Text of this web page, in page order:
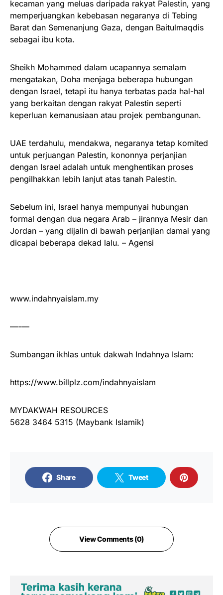
kecaman yang meluas daripada rakyat Palestin, yang
memperjuangkan kebebasan negaranya di Tebing
Barat dan Semenanjung Gaza, dengan Baitulmaqdis
sebagai ibu kota.
Sheikh Mohammed dalam ucapannya semalam
mengatakan, Doha menjaga beberapa hubungan
dengan Israel, tetapi itu hanya terbatas pada hal-hal
yang berkaitan dengan rakyat Palestin seperti
keperluan kemanusiaan atau projek pembangunan.
UAE terdahulu, mendakwa, negaranya tetap komited
untuk perjuangan Palestin, kononnya perjanjian
dengan Israel adalah untuk menghentikan proses
pengilhakkan lebih lanjut atas tanah Palestin.
Sebelum ini, Israel hanya mempunyai hubungan
formal dengan dua negara Arab – jirannya Mesir dan
Jordan – yang dijalin di bawah perjanjian damai yang
dicapai beberapa dekad lalu. – Agensi
www.indahnyaislam.my
—-—
Sumbangan ikhlas untuk dakwah Indahnya Islam:
https://www.billplz.com/indahnyaislam
MYDAKWAH RESOURCES
5628 3464 5315 (Maybank Islamik)
Share Tweet
View Comments (0)